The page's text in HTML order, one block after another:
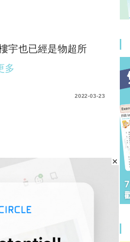
宇也已經是物超所
多
2022-03-23